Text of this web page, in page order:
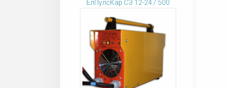
ЕлПулсКар СЗ 12-24 / 500